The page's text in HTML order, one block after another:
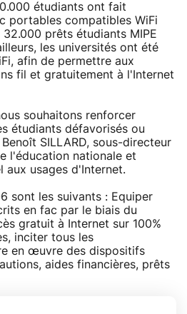
étudiants ont fait
portables compatibles WiFi
prêts étudiants MIPE
les universités ont été
afin de permettre aux
fil et gratuitement à l'Internet
souhaitons renforcer
étudiants défavorisés ou
SILLARD, sous-directeur
l'éducation nationale et
aux usages d'Internet.
sont les suivants : Equiper
en fac par le biais du
gratuit à Internet sur 100%
inciter tous les
en œuvre des dispositifs
aides financières, prêts